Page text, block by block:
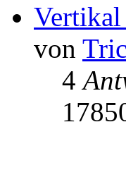
Vertikal
von
4